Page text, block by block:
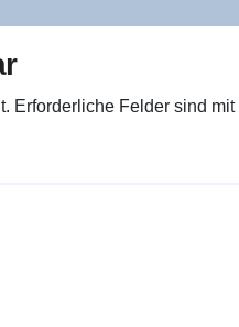
Erforderliche Felder sind mit